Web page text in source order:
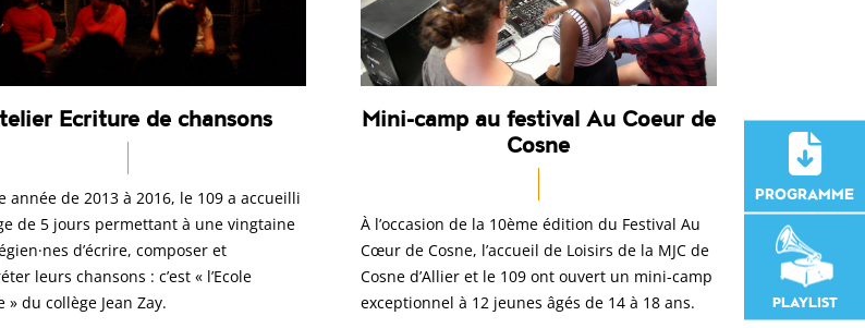
Ecriture de chansons
année de 2013 à 2016, le 109 a accueilli
de 5 jours permettant à une vingtaine
d’écrire, composer et
leurs chansons : c’est « l’Ecole
» du collège Jean Zay.
Mini-camp au festival Au Coeur de
Cosne
À l’occasion de la 10ème édition du Festival Au
Cœur de Cosne, l’accueil de Loisirs de la MJC de
Cosne d’Allier et le 109 ont ouvert un mini-camp
exceptionnel à 12 jeunes âgés de 14 à 18 ans.
PROGRAMME
PLAYLIST